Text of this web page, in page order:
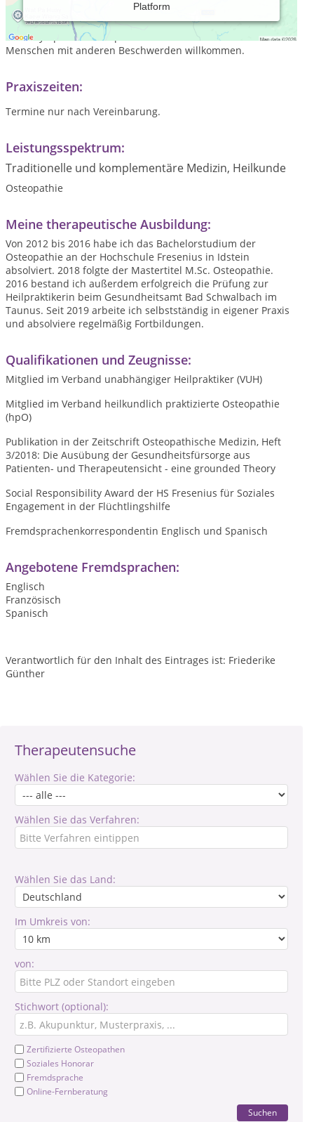
Therapeutensuche
Wählen Sie die Kategorie:
Wählen Sie das Verfahren:
Wählen Sie das Land:
Im Umkreis von:
von:
Stichwort (optional):
Zertifizierte Osteopathen
Soziales Honorar
Fremdsprache
Online-Fernberatung
Suchen
Platform
In meiner Praxis habe ich mich auf die osteopathische
Behandlung von Babys, Frauengesundheit und
Stresssymptomatiken spezialisiert. Natürlich sind auch
Menschen mit anderen Beschwerden willkommen.
Praxiszeiten:
Termine nur nach Vereinbarung.
Leistungsspektrum:
Traditionelle und komplementäre Medizin, Heilkunde
Osteopathie
Meine therapeutische Ausbildung:
Von 2012 bis 2016 habe ich das Bachelorstudium der
Osteopathie an der Hochschule Fresenius in Idstein
absolviert. 2018 folgte der Mastertitel M.Sc. Osteopathie.
2016 bestand ich außerdem erfolgreich die Prüfung zur
Heilpraktikerin beim Gesundheitsamt Bad Schwalbach im
Taunus. Seit 2019 arbeite ich selbstständig in eigener Praxis
und absolviere regelmäßig Fortbildungen.
Qualifikationen und Zeugnisse:
Mitglied im Verband unabhängiger Heilpraktiker (VUH)
Mitglied im Verband heilkundlich praktizierte Osteopathie
(hpO)
Publikation in der Zeitschrift Osteopathische Medizin, Heft
3/2018: Die Ausübung der Gesundheitsfürsorge aus
Patienten- und Therapeutensicht - eine grounded Theory
Social Responsibility Award der HS Fresenius für Soziales
Engagement in der Flüchtlingshilfe
Fremdsprachenkorrespondentin Englisch und Spanisch
Angebotene Fremdsprachen:
Englisch
Französisch
Spanisch
Verantwortlich für den Inhalt des Eintrages ist: Friederike
Günther